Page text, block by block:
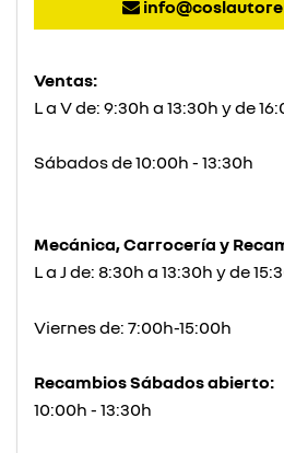
Ventas:
L a V de: 9:30h a 13:30h y de
Sábados de 10:00h - 13:30h
Mecánica, Carrocería y
L a J de: 8:30h a 13:30h y de
Viernes de: 7:00h-15:00h
Recambios Sábados abierto:
10:00h - 13:30h